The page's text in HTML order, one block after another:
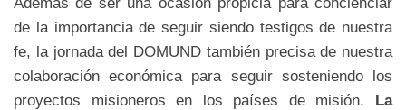
de la importancia de seguir siendo testigos de nuestra
fe, la jornada del DOMUND también precisa de nuestra
colaboración económica para seguir sosteniendo los
proyectos misioneros en los países de misión. La